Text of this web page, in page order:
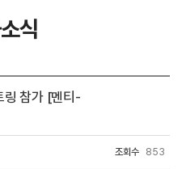
식
참가 [멘티-
조회수 853